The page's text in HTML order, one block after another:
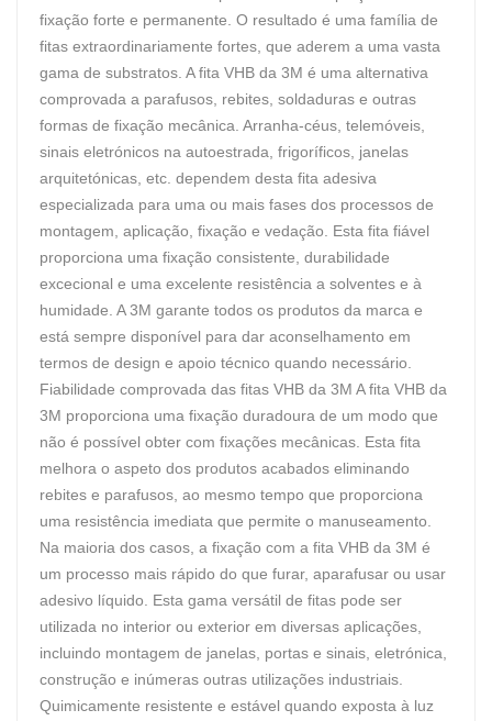
fixação forte e permanente. O resultado é uma família de
fitas extraordinariamente fortes, que aderem a uma vasta
gama de substratos. A fita VHB da 3M é uma alternativa
comprovada a parafusos, rebites, soldaduras e outras
formas de fixação mecânica. Arranha-céus, telemóveis,
sinais eletrónicos na autoestrada, frigoríficos, janelas
arquitetónicas, etc. dependem desta fita adesiva
especializada para uma ou mais fases dos processos de
montagem, aplicação, fixação e vedação. Esta fita fiável
proporciona uma fixação consistente, durabilidade
excecional e uma excelente resistência a solventes e à
humidade. A 3M garante todos os produtos da marca e
está sempre disponível para dar aconselhamento em
termos de design e apoio técnico quando necessário.
Fiabilidade comprovada das fitas VHB da 3M A fita VHB da
3M proporciona uma fixação duradoura de um modo que
não é possível obter com fixações mecânicas. Esta fita
melhora o aspeto dos produtos acabados eliminando
rebites e parafusos, ao mesmo tempo que proporciona
uma resistência imediata que permite o manuseamento.
Na maioria dos casos, a fixação com a fita VHB da 3M é
um processo mais rápido do que furar, aparafusar ou usar
adesivo líquido. Esta gama versátil de fitas pode ser
utilizada no interior ou exterior em diversas aplicações,
incluindo montagem de janelas, portas e sinais, eletrónica,
construção e inúmeras outras utilizações industriais.
Quimicamente resistente e estável quando exposta à luz